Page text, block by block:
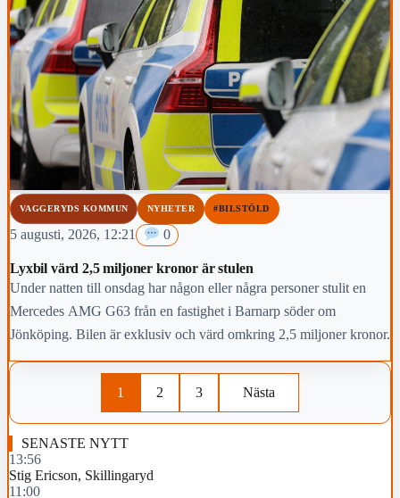
VAGGERYDS KOMMUN NYHETER #BILSTÖLD
5 augusti, 2026, 12:21 0
Lyxbil värd 2,5 miljoner kronor är stulen
Under natten till onsdag har någon eller några personer stulit en
Mercedes AMG G63 från en fastighet i Barnarp söder om
Jönköping. Bilen är exklusiv och värd omkring 2,5 miljoner kronor.
1 2 3 Nästa
SENASTE NYTT
13:56
Stig Ericson, Skillingaryd
11:00